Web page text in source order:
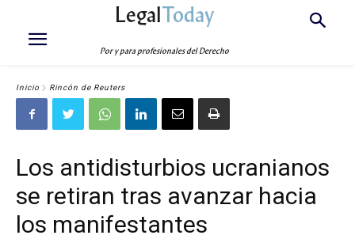
LegalToday
Por y para profesionales del Derecho
Inicio Rincón de Reuters
Los antidisturbios ucranianos
se retiran tras avanzar hacia
los manifestantes